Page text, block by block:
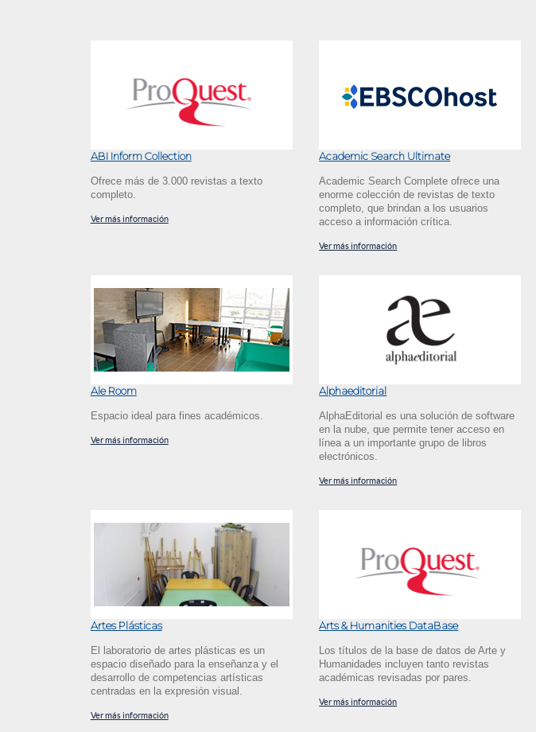
ABI Inform Collection
Ofrece más de 3.000 revistas a texto
completo.
Ver más información
Academic Search Ultimate
Academic Search Complete ofrece una
enorme colección de revistas de texto
completo, que brindan a los usuarios
acceso a información crítica.
Ver más información
Ale Room
Espacio ideal para fines académicos.
Ver más información
Alphaeditorial
AlphaEditorial es una solución de software
en la nube, que permite tener acceso en
línea a un importante grupo de libros
electrónicos.
Ver más información
Artes Plásticas
El laboratorio de artes plásticas es un
espacio diseñado para la enseñanza y el
desarrollo de competencias artísticas
centradas en la expresión visual.
Ver más información
Arts & Humanities DataBase
Los títulos de la base de datos de Arte y
Humanidades incluyen tanto revistas
académicas revisadas por pares.
Ver más información